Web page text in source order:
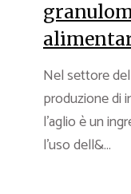
Nel settore
produzione di
l’aglio è un
l’uso dell&...